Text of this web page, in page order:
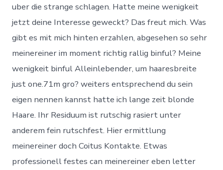
uber die strange schlagen. Hatte meine wenigkeit
jetzt deine Interesse geweckt? Das freut mich. Was
gibt es mit mich hinten erzahlen, abgesehen so sehr
meinereiner im moment richtig rallig binful? Meine
wenigkeit binful Alleinlebender, um haaresbreite
just one.71m gro? weiters entsprechend du sein
eigen nennen kannst hatte ich lange zeit blonde
Haare. Ihr Residuum ist rutschig rasiert unter
anderem fein rutschfest. Hier ermittlung
meinereiner doch Coitus Kontakte. Etwas
professionell festes can meinereiner eben letter